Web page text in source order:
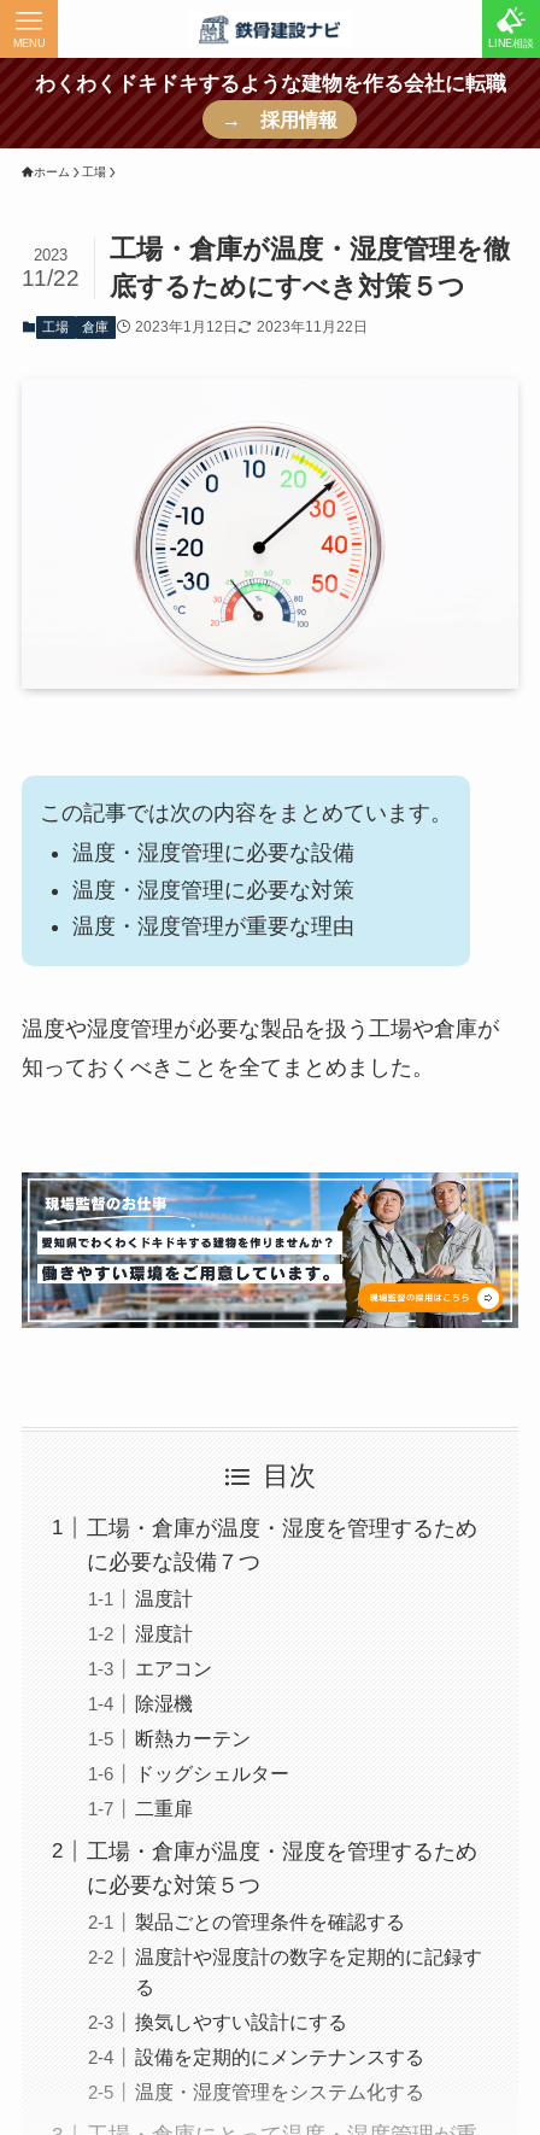
LINE相談
MENU
わくわくドキドキするような建物を作る会社に転職
→ 採用情報
ホーム 工場
工場・倉庫が温度・湿度管理を徹
底するためにすべき対策５つ
2023
11/22
工場 倉庫 2023年1月12日 2023年11月22日
この記事では次の内容をまとめています。
温度・湿度管理に必要な設備
温度・湿度管理に必要な対策
温度・湿度管理が重要な理由
温度や湿度管理が必要な製品を扱う工場や倉庫が
知っておくべきことを全てまとめました。
目次
工場・倉庫が温度・湿度を管理するため
に必要な設備７つ
温度計
湿度計
エアコン
除湿機
断熱カーテン
ドッグシェルター
二重扉
工場・倉庫が温度・湿度を管理するため
に必要な対策５つ
製品ごとの管理条件を確認する
温度計や湿度計の数字を定期的に記録す
る
換気しやすい設計にする
設備を定期的にメンテナンスする
温度・湿度管理をシステム化する